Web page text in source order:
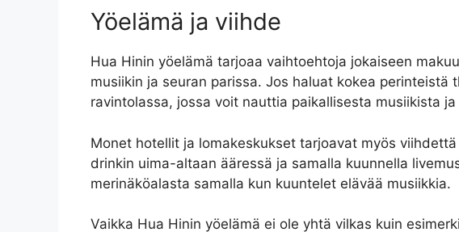
Yöelämä ja viihde
Hua Hinin yöelämä tarjoaa vaihtoehtoja jokaiseen
musiikin ja seuran parissa. Jos haluat kokea
ravintolassa, jossa voit nauttia paikallisesta musiikista
Monet hotellit ja lomakeskukset tarjoavat myös
drinkin uima-altaan ääressä ja samalla kuunnella
merinäköalasta samalla kun kuuntelet elävää musiikkia.
Vaikka Hua Hinin yöelämä ei ole yhtä vilkas kuin